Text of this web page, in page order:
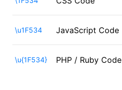
\u1F534 JavaScript Code
\u{1F534} PHP / Ruby Code